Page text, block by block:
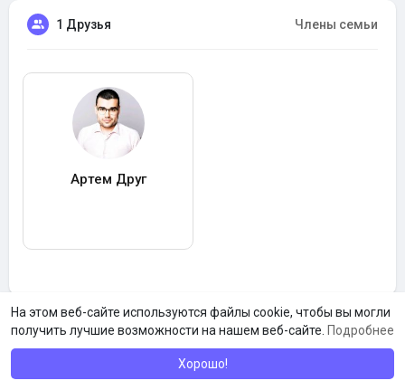
На этом веб-сайте используются файлы cookie, чтобы вы могли
получить лучшие возможности на нашем веб-сайте. Подробнее
Хорошо!
1 Друзья Члены семьи
Артем Друг